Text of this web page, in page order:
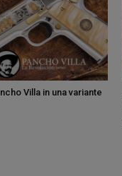
Villa in una variante